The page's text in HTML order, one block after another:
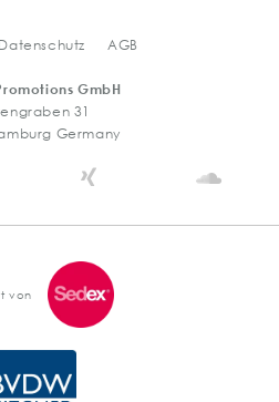
Datenschutz AGB
GmbH
31
Germany
@
Stein
@
von